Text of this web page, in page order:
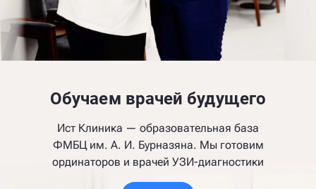
Обучаем врачей будущего
Ист Клиника — образовательная база
ФМБЦ им. А. И. Бурназяна. Мы готовим
ординаторов и врачей УЗИ-диагностики